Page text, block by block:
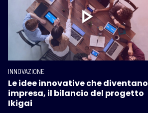
INNOVAZIONE
Le idee innovative che diventano
impresa, il bilancio del progetto
Ikigai